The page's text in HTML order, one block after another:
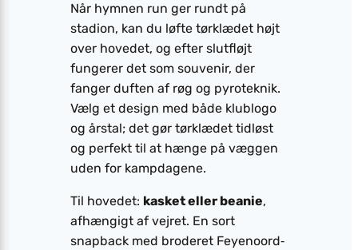
Når hymnen run ger rundt på
stadion, kan du løfte tørklædet højt
over hovedet, og efter slutfløjt
fungerer det som souvenir, der
fanger duften af røg og pyroteknik.
Vælg et design med både klublogo
og årstal; det gør tørklædet tidløst
og perfekt til at hænge på væggen
uden for kampdagene.
Til hovedet: kasket eller beanie,
afhængigt af vejret. En sort
snapback med broderet Feyenoord‐